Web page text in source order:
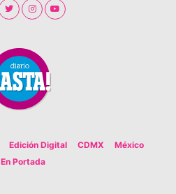
Edición Digital CDMX
México
En Portada